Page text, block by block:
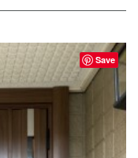
Save